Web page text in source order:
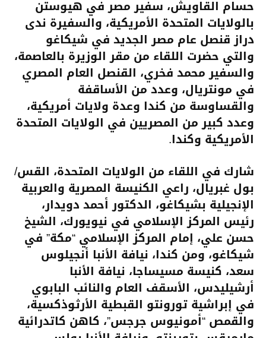
حسام القاويش، سفير مصر في هيوستن
بالولايات المتحدة الأمريكية، والسفيرة ندى
دراز قنصل عام مصر الجديد في شيكاغو
والتي حضرت اللقاء من مقر الوزيرة بالعاصمة،
والسفير محمد فخري، القنصل العام المصري
في مونتريال، وعدد من الأساقفة
والقساوسة من كندا وعدة ولايات أمريكية،
وعدد كبير من المصريين في الولايات المتحدة
الأمريكية وكندا.
شارك في اللقاء من الولايات المتحدة، القس/
بول غبريال، راعي الكنيسة المصرية والعربية
الإنجيلية بشيكاغو، الدكتور أحمد دويدار،
رئيس المركز الإسلامي في نيويورك، الشيخ
حسن علي، إمام المركز الإسلامي “مكة” في
شيكاغو، ومن كندا، نيافة الأنبا أنجيلوس
سعد، كنيسة مسيساجا، نيافة الأنبا
أرشيليدس، الأسقف العام والنائب البابوي
في إبراشية تورونتو القبطية الأرثوذكسية،
والقمص “أمونيوس جرجس”، كاهن كاتدرائية